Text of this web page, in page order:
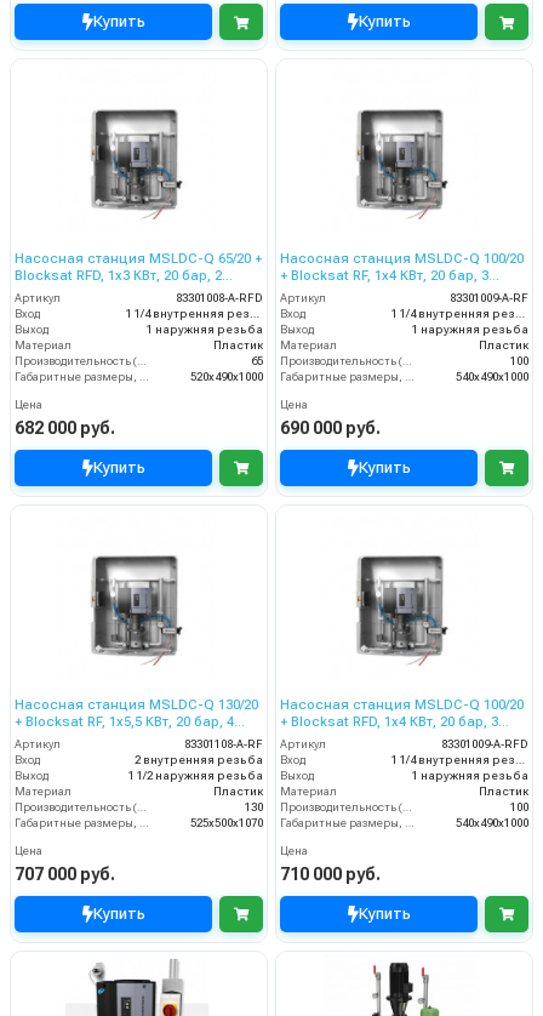
Купить Купить
Насосная станция MSLDC-Q 65/20 +
Blocksat RFD, 1x3 КВт, 20 бар, 2
пользователя
Артикул
83301008-A-RFD
Вход
Выход
1 наружняя резьба
Материал
Пластик
65
520x490x1000
Цена
682 000 руб.
Купить
Насосная станция MSLDC-Q 100/20
+ Blocksat RF, 1x4 КВт, 20 бар, 3
пользователя
Артикул
83301009-A-RF
Вход
Выход
1 наружняя резьба
Материал
Пластик
100
540x490x1000
Цена
690 000 руб.
Купить
Насосная станция MSLDC-Q 130/20
+ Blocksat RF, 1x5,5 КВт, 20 бар, 4
пользователя
Артикул
83301108-A-RF
Вход
2 внутренняя резьба
Выход
1 1/2 наружняя резьба
Материал
Пластик
130
525x500x1070
Цена
707 000 руб.
Купить
Насосная станция MSLDC-Q 100/20
+ Blocksat RFD, 1x4 КВт, 20 бар, 3
пользователя
Артикул
83301009-A-RFD
Вход
Выход
1 наружняя резьба
Материал
Пластик
100
540x490x1000
Цена
710 000 руб.
Купить